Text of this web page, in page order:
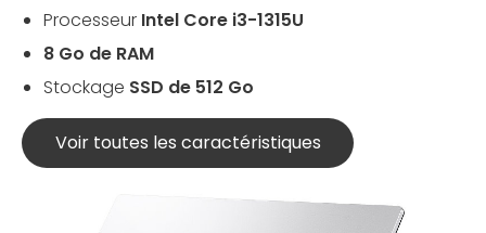
Processeur Intel Core i3-1315U
8 Go de RAM
Stockage SSD de 512 Go
Voir toutes les caractéristiques